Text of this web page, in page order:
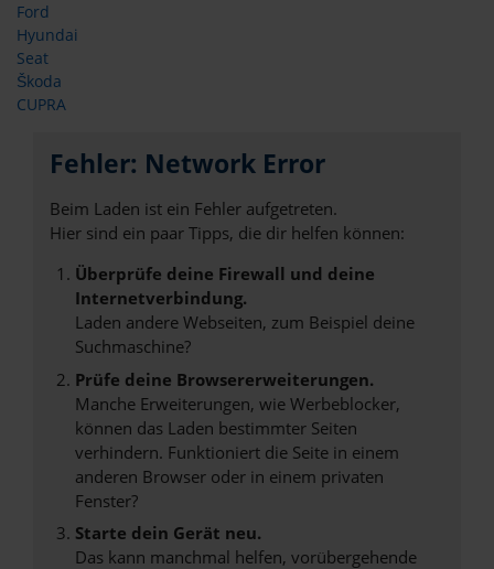
Ford
Hyundai
Seat
Škoda
CUPRA
Fehler: Network Error
Beim Laden ist ein Fehler aufgetreten.
Hier sind ein paar Tipps, die dir helfen können:
Überprüfe deine Firewall und deine
Internetverbindung.
Laden andere Webseiten, zum Beispiel deine
Suchmaschine?
Prüfe deine Browsererweiterungen.
Manche Erweiterungen, wie Werbeblocker,
können das Laden bestimmter Seiten
verhindern. Funktioniert die Seite in einem
anderen Browser oder in einem privaten
Fenster?
Starte dein Gerät neu.
Das kann manchmal helfen, vorübergehende